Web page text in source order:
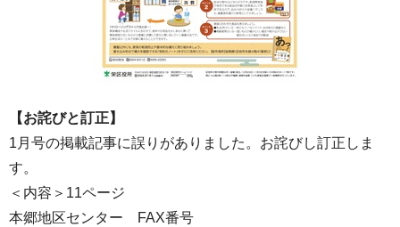
【お詫びと訂正】
1月号の掲載記事に誤りがありました。お詫びし訂正しま
す。
＜内容＞11ページ
本郷地区センター FAX番号